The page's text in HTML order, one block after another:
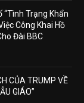
“Tình Trạng Khẩn
Công Khai Hồ
Đài BBC
CỦA TRUMP VỀ
GIÁO”